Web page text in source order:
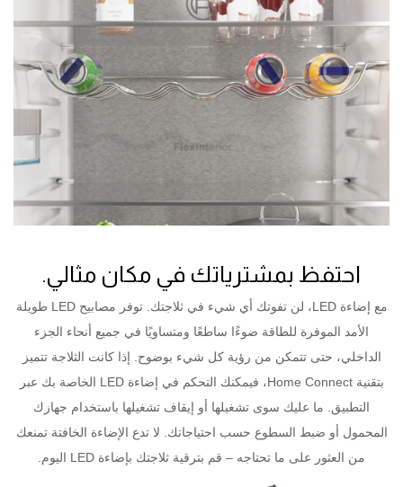
احتفظ بمشترياتك في مكان مثالي.
مع إضاءة LED، لن تفوتك أي شيء في ثلاجتك. توفر مصابيح LED طويلة
الأمد الموفرة للطاقة ضوءًا ساطعًا ومتساويًا في جميع أنحاء الجزء
الداخلي، حتى تتمكن من رؤية كل شيء بوضوح. إذا كانت الثلاجة تتميز
بتقنية Home Connect، فيمكنك التحكم في إضاءة LED الخاصة بك عبر
التطبيق. ما عليك سوى تشغيلها أو إيقاف تشغيلها باستخدام جهازك
المحمول أو ضبط السطوع حسب احتياجاتك. لا تدع الإضاءة الخافتة تمنعك
من العثور على ما تحتاجه – قم بترقية ثلاجتك بإضاءة LED اليوم.